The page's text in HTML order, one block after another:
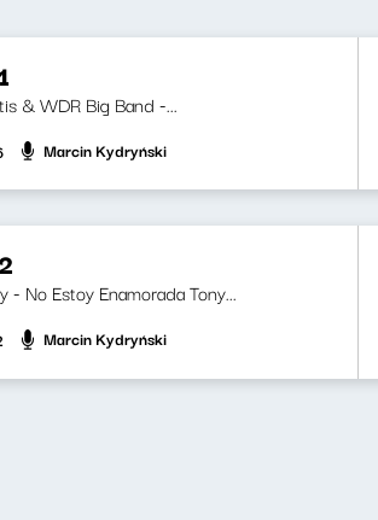
& WDR Big Band -...
Marcin Kydryński
- No Estoy Enamorada Tony...
Marcin Kydryński